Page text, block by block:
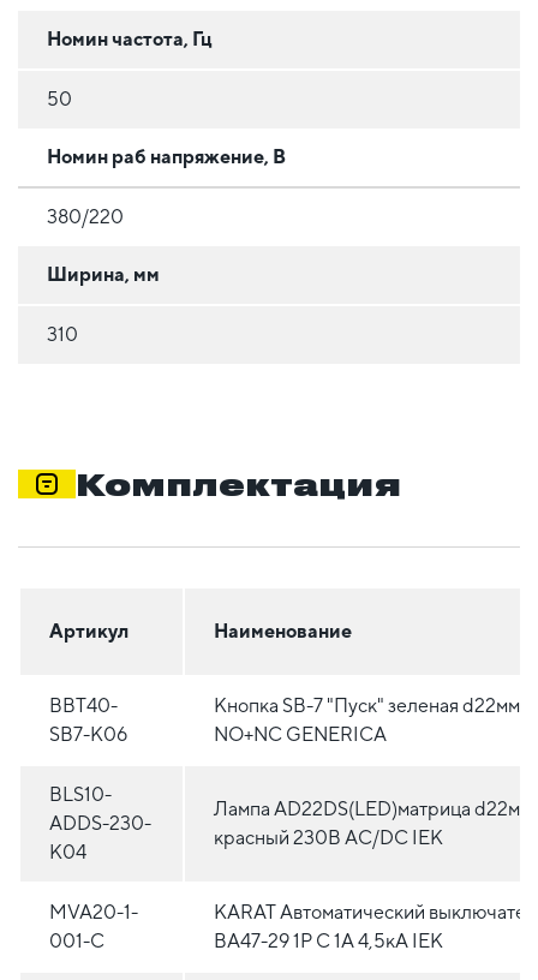
Номин частота, Гц
50
Номин раб напряжение, В
380/220
Ширина, мм
310
Комплектация
Артикул Наименование
BBT40-
SB7-K06
Кнопка SВ-7 "Пуск" зеленая d22мм/
NO+NC GENERICA
BLS10-
ADDS-230-
K04
Лампа AD22DS(LED)матрица d22мм
красный 230В AC/DC IEK
MVA20-1-
001-C
KARAT Автоматический
ВА47-29 1P C 1А 4,5кА IEK